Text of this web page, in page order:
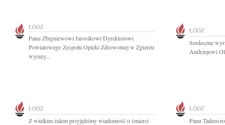
ŁÓDŹ
Panu Zbigniewowi Jarosikowi Dyrektorowi
Powiatowego Zespołu Opieki Zdrowotnej w Zgierzu
wyrazy...
ŁÓDŹ
Serdeczne
Andrzejowi
ŁÓDŹ
Z wielkim żalem przyjęliśmy wiadomość o śmierci
ŁÓDŹ
Panu